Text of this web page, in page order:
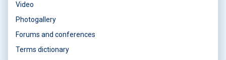
Video
Photogallery
Forums and conferences
Terms dictionary